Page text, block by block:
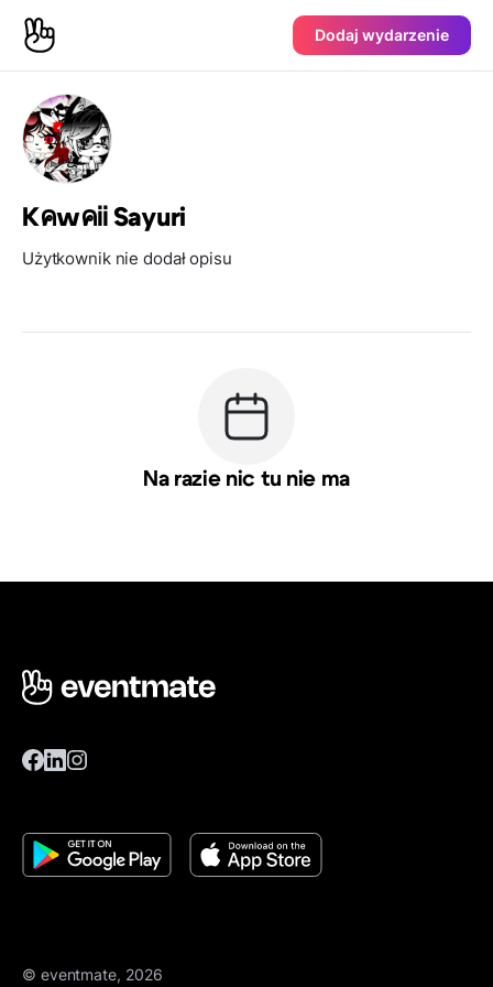
Dodaj wydarzenie
KคwคᎥᎥ Sayuri
Użytkownik nie dodał opisu
Na razie nic tu nie ma
© eventmate, 2026